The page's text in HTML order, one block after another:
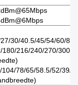
30/40.5/45/54/60/
180/216/240/270/
104/78/65/58.5/52/39/